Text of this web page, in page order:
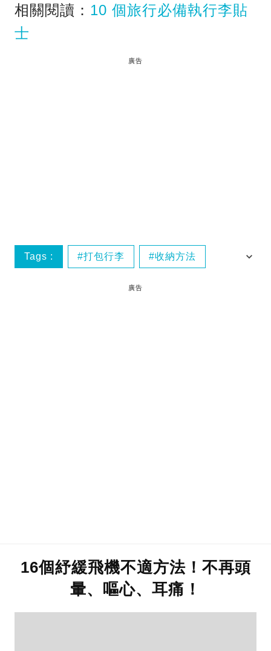
相關閱讀： 10 個旅行必備執行李貼
士
廣告
Tags : 打包行李 收納方法
行李收納
廣告
16個紓緩飛機不適方法！不再頭
暈、嘔心、耳痛！